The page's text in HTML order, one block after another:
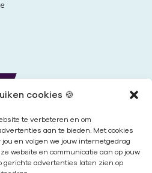
cookies 🍪
te verbeteren en om
aan te bieden. Met cookies
en volgen we jouw internetgedrag
website en communicatie aan op jouw
gerichte advertenties laten zien op